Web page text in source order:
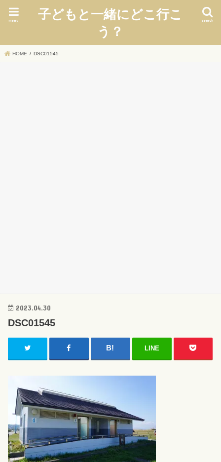
子どもと一緒にどこ行こ
う？
search
menu
HOME DSC01545
2023.04.30
DSC01545
LINE